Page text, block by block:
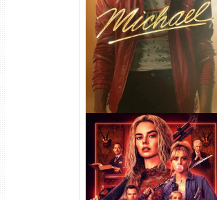
Michael Torrent (2026) WEB-
DL 1080p/4K Dual Áudio